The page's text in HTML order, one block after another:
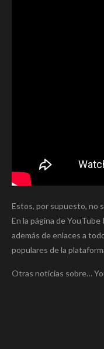
Estos, por supuesto, no
En la página de
además de enlaces a
populares de la
Otras noticias sobre…